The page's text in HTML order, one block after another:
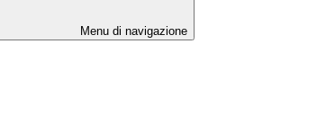
Menu di navigazione